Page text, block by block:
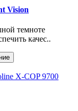
Vision
темноте
качес..